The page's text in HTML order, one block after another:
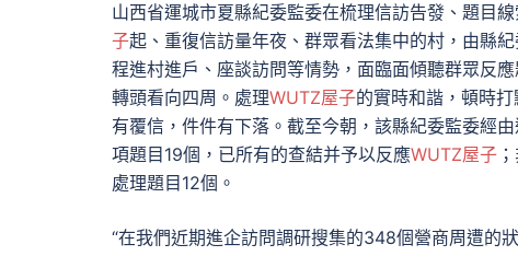
山西省運城市夏縣紀委監委在梳理信訪告發、題目
子起、重復信訪量年夜、群眾看法集中的村，由縣
程進村進戶、座談訪問等情勢，面臨面傾聽群眾反
轉頭看向四周。處理WUTZ屋子的實時和諧，頓時
有覆信，件件有下落。截至今朝，該縣紀委監委經
項題目19個，已所有的查結并予以反應WUTZ屋子
處理題目12個。
“在我們近期進企訪問調研搜集的348個營商周遭的